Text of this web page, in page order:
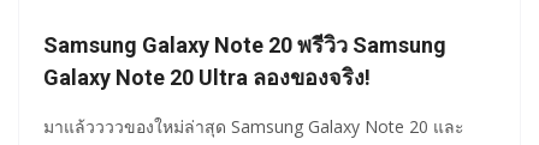
Samsung Galaxy Note 20 พรีวิว Samsung
Galaxy Note 20 Ultra ลองของจริง!
มาแล้ววววของใหม่ล่าสุด Samsung Galaxy Note 20 และ